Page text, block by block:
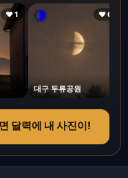
❤ 1 🌗 ❤ 0
대구 두류공원
달력에 내 사진이!